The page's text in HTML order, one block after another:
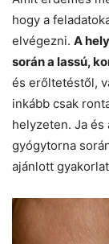
hogy a
elvégezni. A
során a lassú,
és erőltetéstől,
inkább csak
helyzeten. Ja
gyógytorna
ajánlott